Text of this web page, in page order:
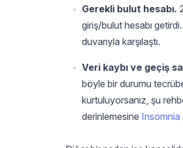
Gerekli bulut hesabı.
giriş/bulut hesabı
duvarıyla karşılaştı.
Veri kaybı ve geçiş
böyle bir durumu
kurtuluyorsanız, şu
derinlemesine Insomnia